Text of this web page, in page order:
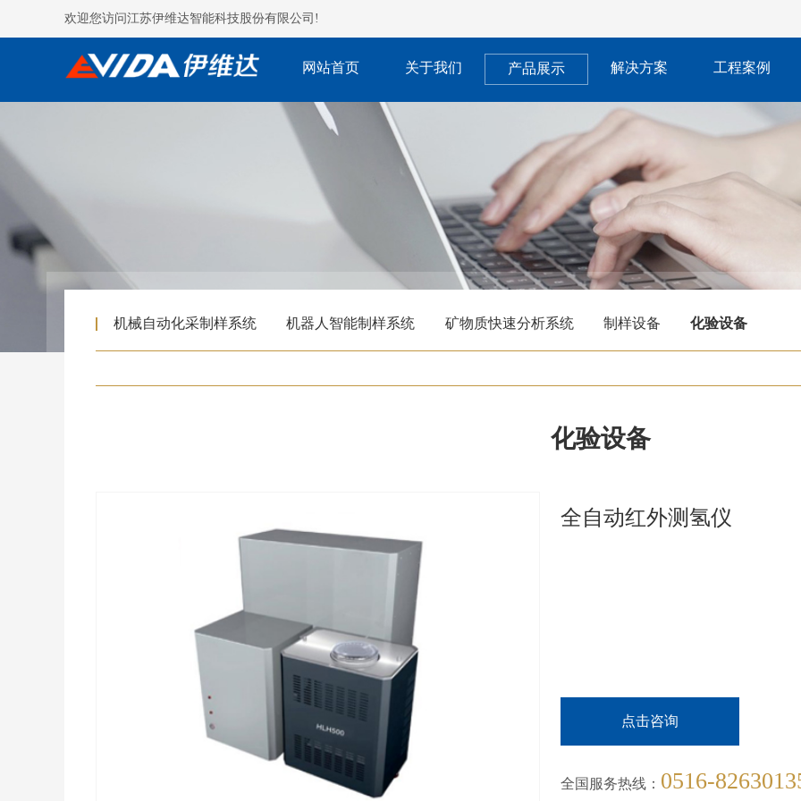
欢迎您访问江苏伊维达智能科技股份有限公司!
网站首页 关于我们 产品展示 解决方案 工程案例
机械自动化采制样系统 机器人智能制样系统 矿物质快速分析系统 制样设备 化验设备
化验设备
全自动红外测氢仪
点击咨询
全国服务热线： 0516-